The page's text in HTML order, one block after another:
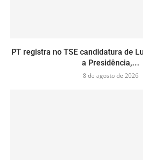
PT registra no TSE candidatura de
a Presidência,...
8 de agosto de 2026